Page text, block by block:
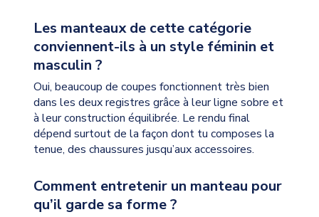
Les manteaux de cette catégorie
conviennent-ils à un style féminin et
masculin ?
Oui, beaucoup de coupes fonctionnent très bien
dans les deux registres grâce à leur ligne sobre et
à leur construction équilibrée. Le rendu final
dépend surtout de la façon dont tu composes la
tenue, des chaussures jusqu’aux accessoires.
Comment entretenir un manteau pour
qu’il garde sa forme ?